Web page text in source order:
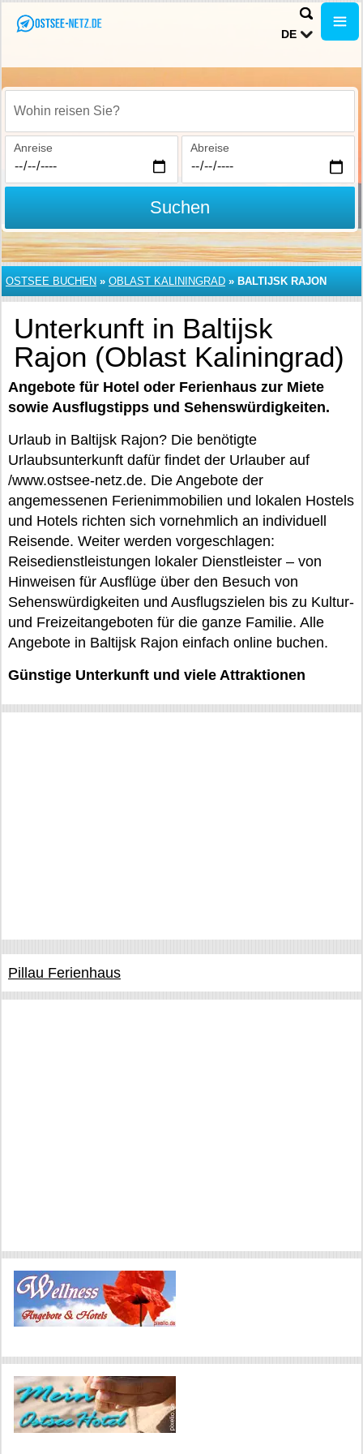
DE
Wohin reisen Sie?
Anreise Abreise
Suchen
OSTSEE BUCHEN » OBLAST KALININGRAD » BALTIJSK RAJON
Unterkunft in Baltijsk
Rajon (Oblast Kaliningrad)
Angebote für Hotel oder Ferienhaus zur Miete
sowie Ausflugstipps und Sehenswürdigkeiten.
Urlaub in Baltijsk Rajon? Die benötigte
Urlaubsunterkunft dafür findet der Urlauber auf
/www.ostsee-netz.de. Die Angebote der
angemessenen Ferienimmobilien und lokalen Hostels
und Hotels richten sich vornehmlich an individuell
Reisende. Weiter werden vorgeschlagen:
Reisedienstleistungen lokaler Dienstleister – von
Hinweisen für Ausflüge über den Besuch von
Sehenswürdigkeiten und Ausflugszielen bis zu Kultur-
und Freizeitangeboten für die ganze Familie. Alle
Angebote in Baltijsk Rajon einfach online buchen.
Günstige Unterkunft und viele Attraktionen
Pillau Ferienhaus